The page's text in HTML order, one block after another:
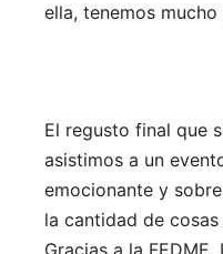
ella, tenemos
El regusto final que
asistimos a un
emocionante y
la cantidad de